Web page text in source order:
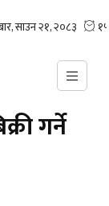
गर्ने